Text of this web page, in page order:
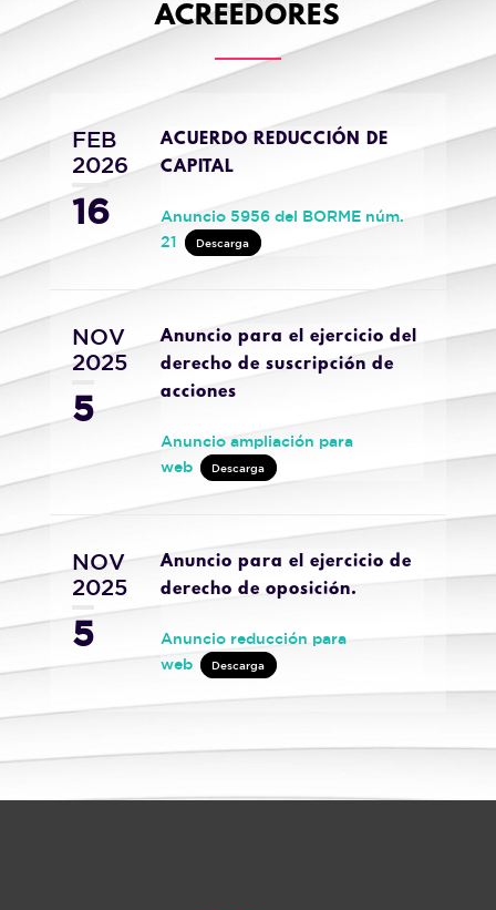
ACREEDORES
FEB
2026
16
ACUERDO REDUCCIÓN DE
CAPITAL
Anuncio 5956 del BORME núm.
21
Descarga
NOV
2025
5
Anuncio para el ejercicio del
derecho de suscripción de
acciones
Anuncio ampliación para
web
Descarga
NOV
2025
5
Anuncio para el ejercicio de
derecho de oposición.
Anuncio reducción para
web
Descarga